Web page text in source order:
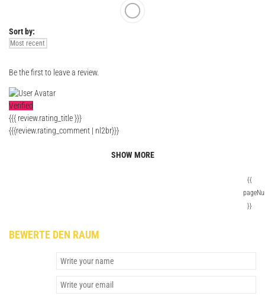
Sort by:
Be the first to leave a review.
Verified
{{{ review.rating_title }}}
{{{review.rating_comment | nl2br}}}
SHOW MORE
{{
}}
BEWERTE DEN RAUM